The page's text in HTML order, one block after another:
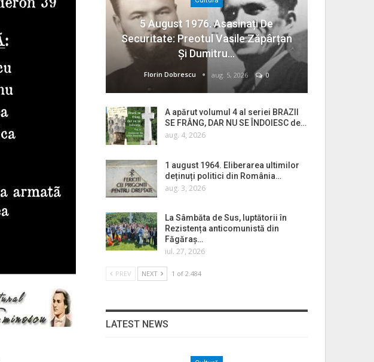
5 August 1976. Asasinați De
Securitate: Preotul Vasile Zăpârțan
Și Dumitru…
Florin Dobrescu aug. 5, 2026 0
A apărut volumul 4 al seriei BRAZII
SE FRÂNG, DAR NU SE ÎNDOIESC de…
aug. 4, 2026
1 august 1964. Eliberarea ultimilor
deținuți politici din România…
aug. 3, 2026
La Sâmbăta de Sus, luptătorii în
Rezistența anticomunistă din
Făgăraș…
iul. 27, 2026
PREV NEXT 1 of 2.484
LATEST NEWS